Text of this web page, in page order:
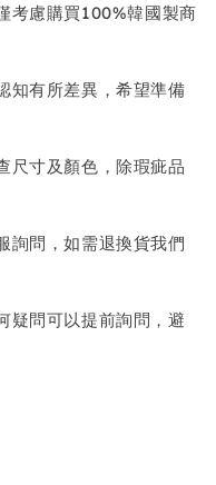
考慮購買100%韓國製商
知有所差異，希望準備
尺寸及顏色，除瑕疵品
詢問，如需退換貨我們
疑問可以提前詢問，避